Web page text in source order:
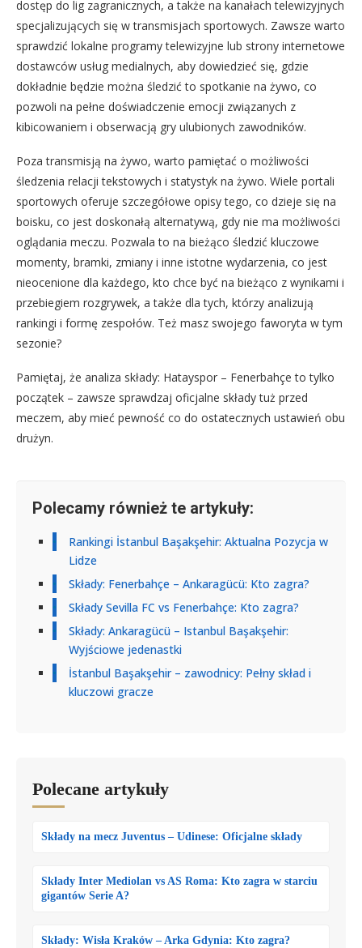
dostęp do lig zagranicznych, a także na kanałach telewizyjnych
specjalizujących się w transmisjach sportowych. Zawsze warto
sprawdzić lokalne programy telewizyjne lub strony internetowe
dostawców usług medialnych, aby dowiedzieć się, gdzie
dokładnie będzie można śledzić to spotkanie na żywo, co
pozwoli na pełne doświadczenie emocji związanych z
kibicowaniem i obserwacją gry ulubionych zawodników.
Poza transmisją na żywo, warto pamiętać o możliwości
śledzenia relacji tekstowych i statystyk na żywo. Wiele portali
sportowych oferuje szczegółowe opisy tego, co dzieje się na
boisku, co jest doskonałą alternatywą, gdy nie ma możliwości
oglądania meczu. Pozwala to na bieżąco śledzić kluczowe
momenty, bramki, zmiany i inne istotne wydarzenia, co jest
nieocenione dla każdego, kto chce być na bieżąco z wynikami i
przebiegiem rozgrywek, a także dla tych, którzy analizują
rankingi i formę zespołów. Też masz swojego faworyta w tym
sezonie?
Pamiętaj, że analiza składy: Hatayspor – Fenerbahçe to tylko
początek – zawsze sprawdzaj oficjalne składy tuż przed
meczem, aby mieć pewność co do ostatecznych ustawień obu
drużyn.
Polecamy również te artykuły:
Rankingi İstanbul Başakşehir: Aktualna Pozycja w
Lidze
Składy: Fenerbahçe – Ankaragücü: Kto zagra?
Składy Sevilla FC vs Fenerbahçe: Kto zagra?
Składy: Ankaragücü – Istanbul Başakşehir:
Wyjściowe jedenastki
İstanbul Başakşehir – zawodnicy: Pełny skład i
kluczowi gracze
Polecane artykuły
Składy na mecz Juventus – Udinese: Oficjalne składy
Składy Inter Mediolan vs AS Roma: Kto zagra w starciu
gigantów Serie A?
Składy: Wisła Kraków – Arka Gdynia: Kto zagra?